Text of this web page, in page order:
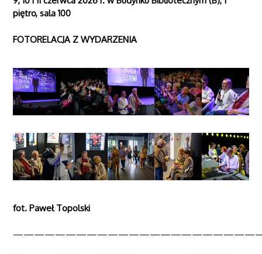
piętro, sala 100
FOTORELACJA Z WYDARZENIA
fot. Paweł Topolski